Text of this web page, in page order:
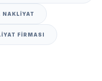
NAKLIYAT
FIRMASI